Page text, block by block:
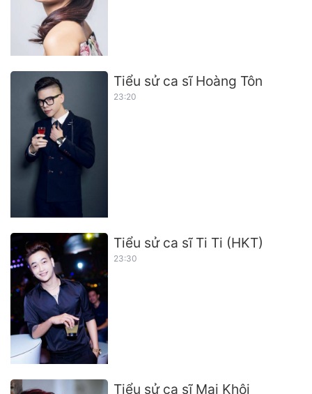
Tiểu sử ca sĩ Hoàng Tôn
23:20
Tiểu sử ca sĩ Ti Ti (HKT)
23:30
Tiểu sử ca sĩ Mai Khôi